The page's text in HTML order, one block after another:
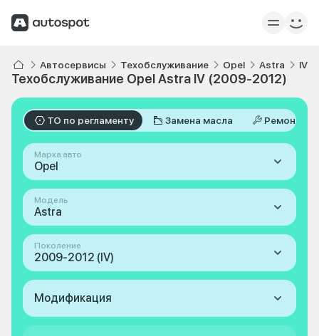
Автосервисы Техобслуживание Opel Astra IV
Техобслуживание Opel Astra IV (2009-2012)
ТО по регламенту Замена масла Ремонт
Марка авто
Opel
Модель
Astra
Поколение
2009-2012 (IV)
Модификация